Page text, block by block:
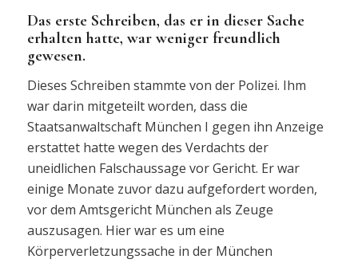
Das erste Schreiben, das er in dieser Sache
erhalten hatte, war weniger freundlich
gewesen.
Dieses Schreiben stammte von der Polizei. Ihm
war darin mitgeteilt worden, dass die
Staatsanwaltschaft München I gegen ihn Anzeige
erstattet hatte wegen des Verdachts der
uneidlichen Falschaussage vor Gericht. Er war
einige Monate zuvor dazu aufgefordert worden,
vor dem Amtsgericht München als Zeuge
auszusagen. Hier war es um eine
Körperverletzungssache in der München